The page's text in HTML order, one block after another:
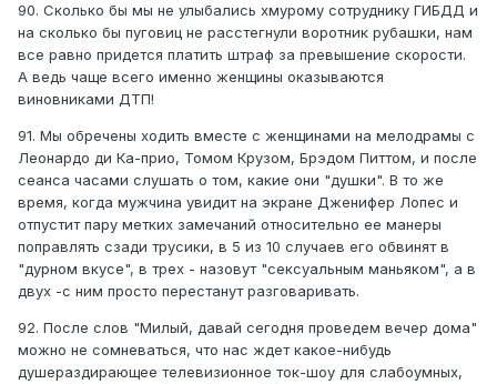
90. Сколько бы мы не улыбались хмурому сотруднику ГИБДД и
на сколько бы пуговиц не расстегнули воротник рубашки, нам
все равно придется платить штраф за превышение скорости.
А ведь чаще всего именно женщины оказываются
виновниками ДТП!
91. Мы обречены ходить вместе с женщинами на мелодрамы с
Леонардо ди Ка-прио, Томом Крузом, Брэдом Питтом, и после
сеанса часами слушать о том, какие они "душки". В то же
время, когда мужчина увидит на экране Дженифер Лопес и
отпустит пару метких замечаний относительно ее манеры
поправлять сзади трусики, в 5 из 10 случаев его обвинят в
"дурном вкусе", в трех - назовут "сексуальным маньяком", а в
двух -с ним просто перестанут разговаривать.
92. После слов "Милый, давай сегодня проведем вечер дома"
можно не сомневаться, что нас ждет какое-нибудь
душераздирающее телевизионное ток-шоу для слабоумных,